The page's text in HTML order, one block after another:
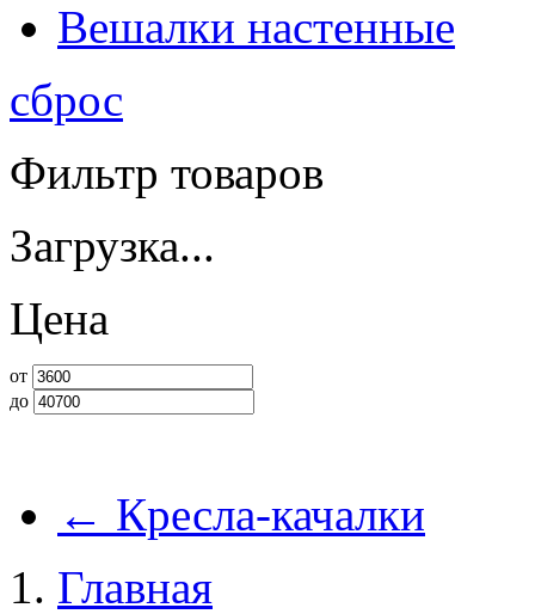
Вешалки настенные
сброс
Фильтр товаров
Загрузка...
Цена
от
до
← Кресла-качалки
Главная